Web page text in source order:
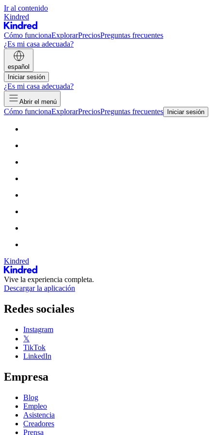
Ir al contenido
Kindred
Cómo funcionaExplorarPreciosPreguntas frecuentes
¿Es mi casa adecuada?
español
Iniciar sesión
¿Es mi casa adecuada?
Abrir el menú
Cómo funcionaExplorarPreciosPreguntas frecuentes Iniciar sesión
Kindred
Vive la experiencia completa.
Descargar la aplicación
Redes sociales
Instagram
𝕏
TikTok
LinkedIn
Empresa
Blog
Empleo
Asistencia
Creadores
Prensa